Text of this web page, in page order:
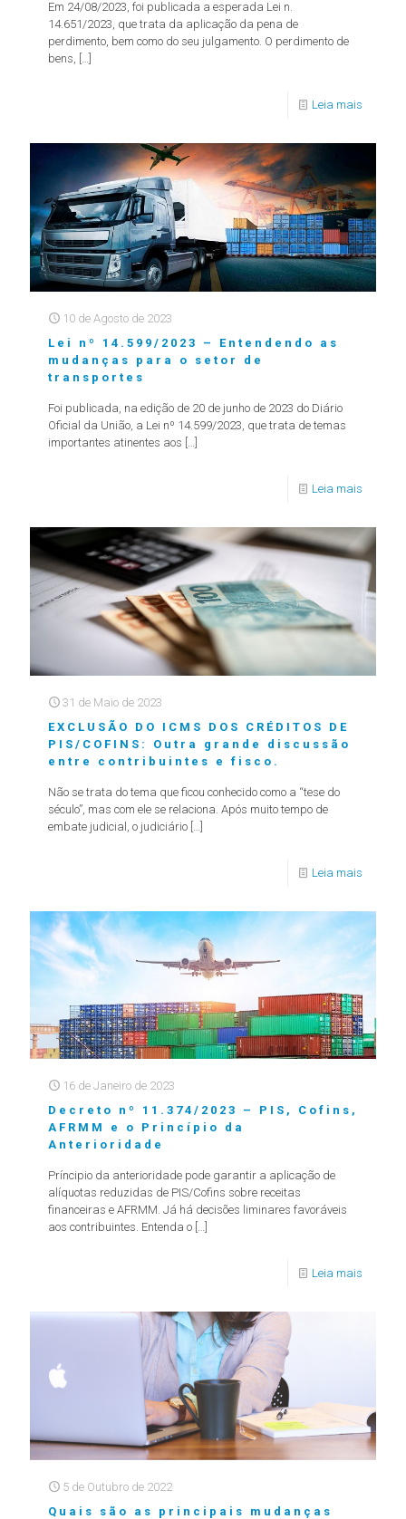
Em 24/08/2023, foi publicada a esperada Lei n.
14.651/2023, que trata da aplicação da pena de
perdimento, bem como do seu julgamento. O perdimento de
bens, […]
Leia mais
10 de Agosto de 2023
Lei nº 14.599/2023 – Entendendo as
mudanças para o setor de
transportes
Foi publicada, na edição de 20 de junho de 2023 do Diário
Oficial da União, a Lei nº 14.599/2023, que trata de temas
importantes atinentes aos
Leia mais
31 de Maio de 2023
EXCLUSÃO DO ICMS DOS CRÉDITOS DE
PIS/COFINS: Outra grande discussão
entre contribuintes e fisco.
Não se trata do tema que ficou conhecido como a “tese do
século”, mas com ele se relaciona. Após muito tempo de
embate judicial, o judiciário […]
Leia mais
16 de Janeiro de 2023
Decreto nº 11.374/2023 – PIS, Cofins,
AFRMM e o Princípio da
Anterioridade
Príncipio da anterioridade pode garantir a aplicação de
alíquotas reduzidas de PIS/Cofins sobre receitas
financeiras e AFRMM. Já há decisões liminares favoráveis
aos contribuintes. Entenda o […]
Leia mais
5 de Outubro de 2022
Quais são as principais mudanças